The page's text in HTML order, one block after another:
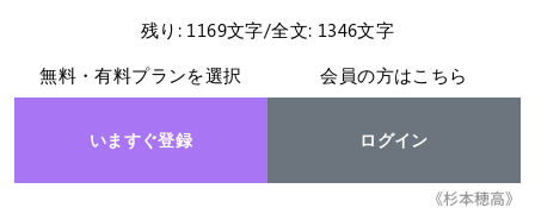
残り: 1169文字/全文: 1346文字
無料・有料プランを選択
いますぐ登録
会員の方はこちら
ログイン
《杉本穂高》